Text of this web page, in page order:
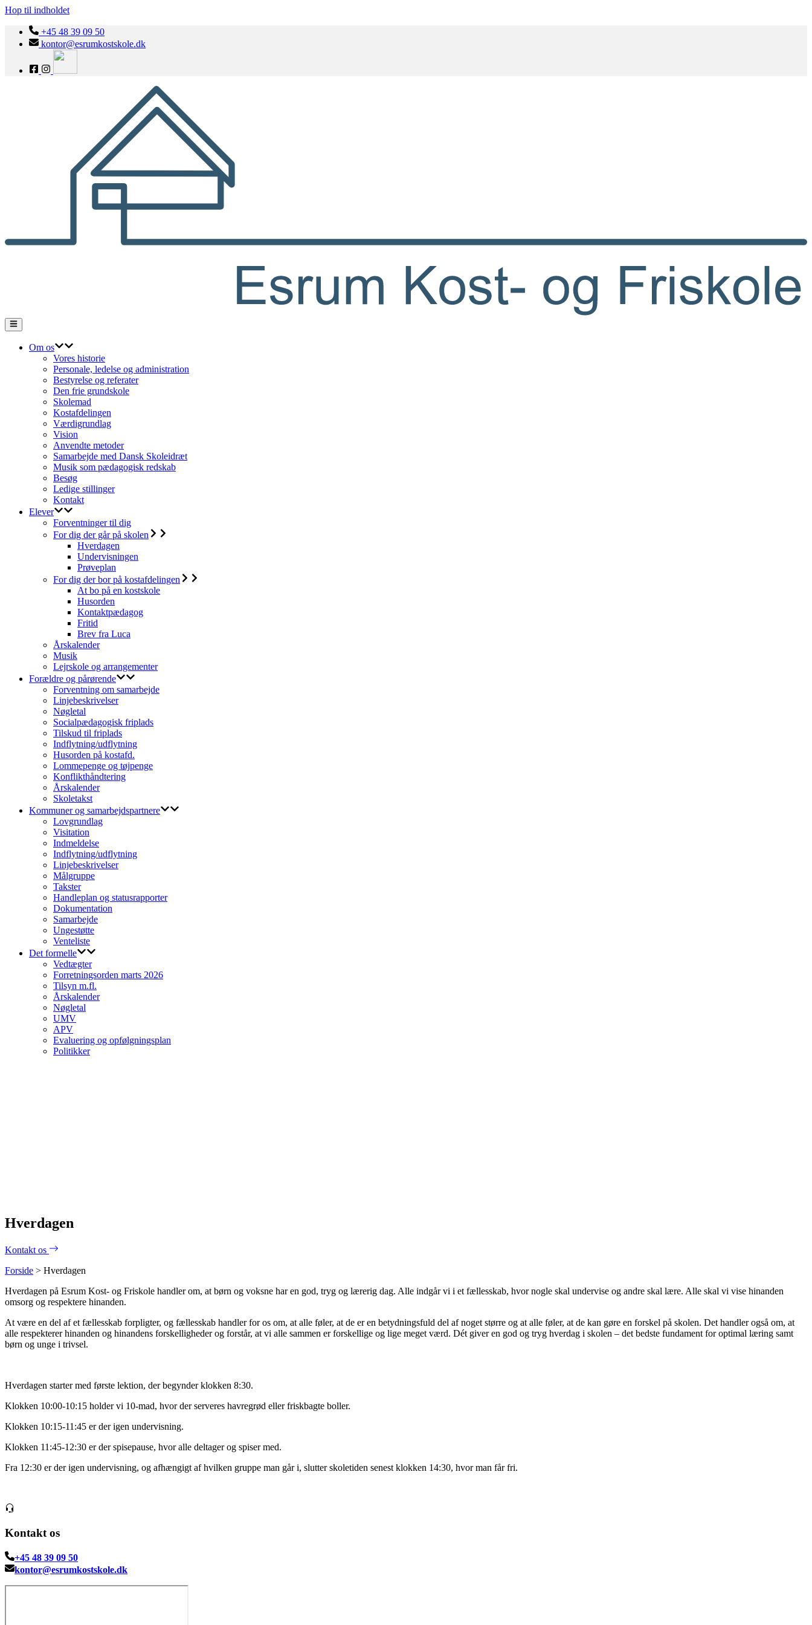
Hop til indholdet
+45 48 39 09 50
kontor@esrumkostskole.dk
Om os
Vores historie
Personale, ledelse og administration
Bestyrelse og referater
Den frie grundskole
Skolemad
Kostafdelingen
Værdigrundlag
Vision
Anvendte metoder
Samarbejde med Dansk Skoleidræt
Musik som pædagogisk redskab
Besøg
Ledige stillinger
Kontakt
Elever
Forventninger til dig
For dig der går på skolen
Hverdagen
Undervisningen
Prøveplan
For dig der bor på kostafdelingen
At bo på en kostskole
Husorden
Kontaktpædagog
Fritid
Brev fra Luca
Årskalender
Musik
Lejrskole og arrangementer
Forældre og pårørende
Forventning om samarbejde
Linjebeskrivelser
Nøgletal
Socialpædagogisk friplads
Tilskud til friplads
Indflytning/udflytning
Husorden på kostafd.
Lommepenge og tøjpenge
Konflikthåndtering
Årskalender
Skoletakst
Kommuner og samarbejdspartnere
Lovgrundlag
Visitation
Indmeldelse
Indflytning/udflytning
Linjebeskrivelser
Målgruppe
Takster
Handleplan og statusrapporter
Dokumentation
Samarbejde
Ungestøtte
Venteliste
Det formelle
Vedtægter
Forretningsorden marts 2026
Tilsyn m.fl.
Årskalender
Nøgletal
UMV
APV
Evaluering og opfølgningsplan
Politikker
Hverdagen
Kontakt os
Forside > Hverdagen
Hverdagen på Esrum Kost- og Friskole handler om, at børn og voksne har en god, tryg og lærerig dag. Alle indgår vi i et fællesskab, hvor nogle skal undervise og andre skal lære. Alle skal vi vise hinanden
omsorg og respektere hinanden.
At være en del af et fællesskab forpligter, og fællesskab handler for os om, at alle føler, at de er en betydningsfuld del af noget større og at alle føler, at de kan gøre en forskel på skolen. Det handler også om, at
alle respekterer hinanden og hinandens forskelligheder og forstår, at vi alle sammen er forskellige og lige meget værd. Dét giver en god og tryg hverdag i skolen – det bedste fundament for optimal læring samt
børn og unge i trivsel.
Hverdagen starter med første lektion, der begynder klokken 8:30.
Klokken 10:00-10:15 holder vi 10-mad, hvor der serveres havregrød eller friskbagte boller.
Klokken 10:15-11:45 er der igen undervisning.
Klokken 11:45-12:30 er der spisepause, hvor alle deltager og spiser med.
Fra 12:30 er der igen undervisning, og afhængigt af hvilken gruppe man går i, slutter skoletiden senest klokken 14:30, hvor man får fri.
Kontakt os
+45 48 39 09 50
kontor@esrumkostskole.dk